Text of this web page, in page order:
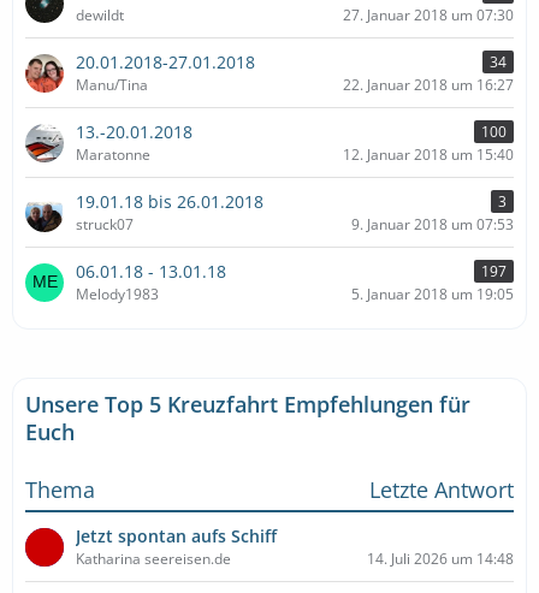
dewildt
27. Januar 2018 um 07:30
20.01.2018-27.01.2018
34
Manu/Tina
22. Januar 2018 um 16:27
13.-20.01.2018
100
Maratonne
12. Januar 2018 um 15:40
19.01.18 bis 26.01.2018
3
struck07
9. Januar 2018 um 07:53
06.01.18 - 13.01.18
197
Melody1983
5. Januar 2018 um 19:05
Unsere Top 5 Kreuzfahrt Empfehlungen für
Euch
Thema
Letzte Antwort
Jetzt spontan aufs Schiff
Katharina seereisen.de 14. Juli 2026 um 14:48